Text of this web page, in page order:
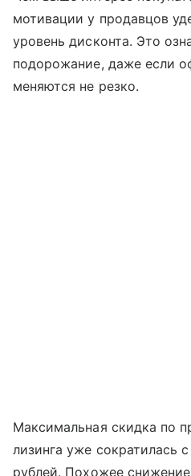
мотивации у продавцов
уровень дисконта. Это
подорожание, даже если
меняются не резко.
Максимальная скидка по
лизинга уже сократилась
рублей. Похожее